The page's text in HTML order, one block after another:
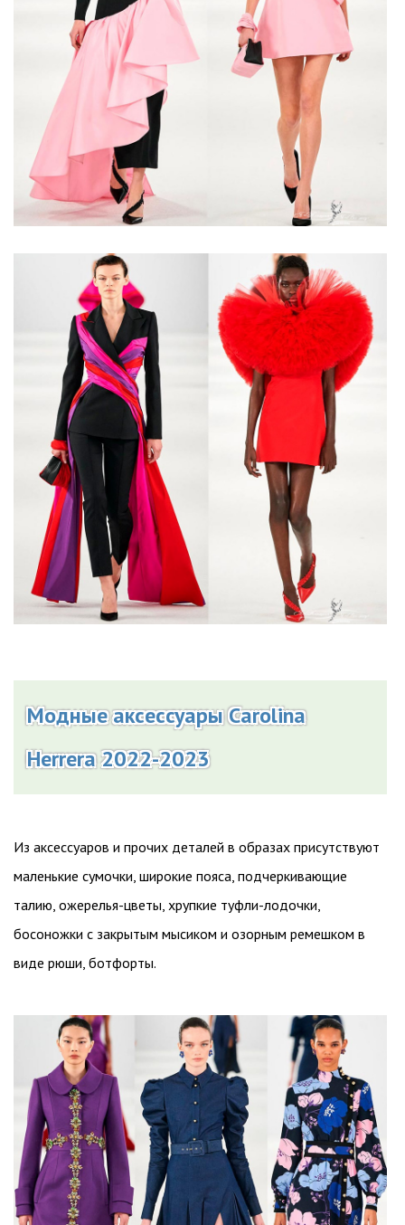
Модные аксессуары Carolina
Herrera 2022-2023
Из аксессуаров и прочих деталей в образах присутствуют
маленькие сумочки, широкие пояса, подчеркивающие
талию, ожерелья-цветы, хрупкие туфли-лодочки,
босоножки с закрытым мысиком и озорным ремешком в
виде рюши, ботфорты.